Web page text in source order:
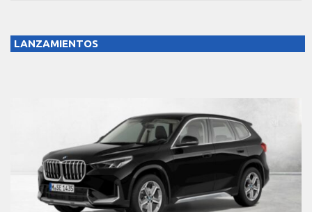
LANZAMIENTOS